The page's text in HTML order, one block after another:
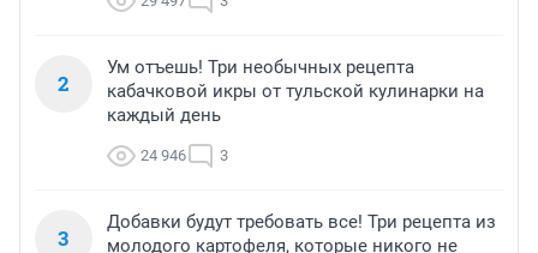
2
Ум отъешь! Три необычных рецепта
кабачковой икры от тульской кулинарки на
каждый день
24 946 3
3
Добавки будут требовать все! Три рецепта из
молодого картофеля, которые никого не